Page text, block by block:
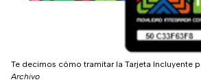
Te decimos cómo tramitar la Tarjeta Incluyente
Archivo